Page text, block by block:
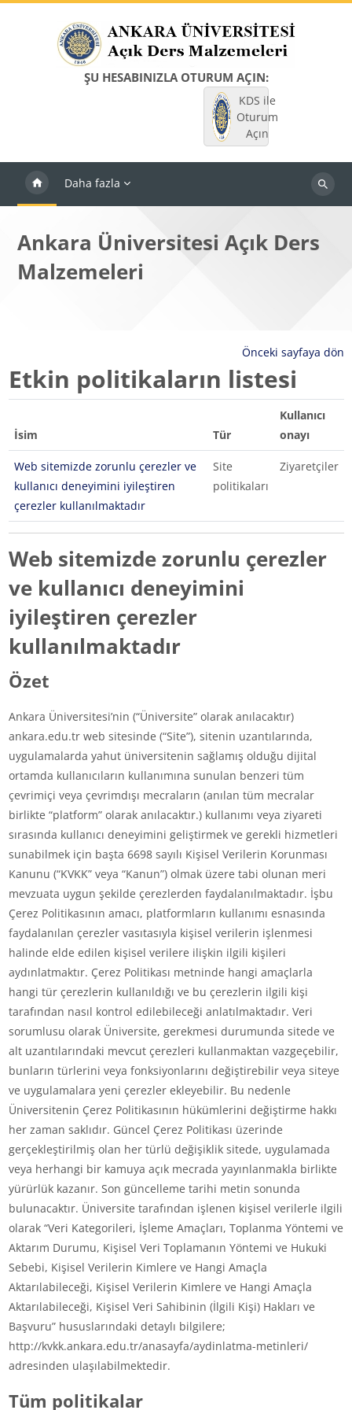
ŞU HESABINIZLA OTURUM AÇIN:
KDS ile
Oturum
Açın
Daha fazla
Dersleri
Ankara Üniversitesi Açık Ders
Malzemeleri
Önceki sayfaya dön
Etkin politikaların listesi
İsim Tür
Kullanıcı
onayı
Web sitemizde zorunlu çerezler ve
kullanıcı deneyimini iyileştiren
çerezler kullanılmaktadır
Site
politikaları
Ziyaretçiler
Web sitemizde zorunlu çerezler
ve kullanıcı deneyimini
iyileştiren çerezler
kullanılmaktadır
Özet
Ankara Üniversitesi’nin (“Üniversite” olarak anılacaktır)
ankara.edu.tr web sitesinde (“Site”), sitenin uzantılarında,
uygulamalarda yahut üniversitenin sağlamış olduğu dijital
ortamda kullanıcıların kullanımına sunulan benzeri tüm
çevrimiçi veya çevrimdışı mecraların (anılan tüm mecralar
birlikte “platform” olarak anılacaktır.) kullanımı veya ziyareti
sırasında kullanıcı deneyimini geliştirmek ve gerekli hizmetleri
sunabilmek için başta 6698 sayılı Kişisel Verilerin Korunması
Kanunu (“KVKK” veya “Kanun”) olmak üzere tabi olunan meri
mevzuata uygun şekilde çerezlerden faydalanılmaktadır. İşbu
Çerez Politikasının amacı, platformların kullanımı esnasında
faydalanılan çerezler vasıtasıyla kişisel verilerin işlenmesi
halinde elde edilen kişisel verilere ilişkin ilgili kişileri
aydınlatmaktır. Çerez Politikası metninde hangi amaçlarla
hangi tür çerezlerin kullanıldığı ve bu çerezlerin ilgili kişi
tarafından nasıl kontrol edilebileceği anlatılmaktadır. Veri
sorumlusu olarak Üniversite, gerekmesi durumunda sitede ve
alt uzantılarındaki mevcut çerezleri kullanmaktan vazgeçebilir,
bunların türlerini veya fonksiyonlarını değiştirebilir veya siteye
ve uygulamalara yeni çerezler ekleyebilir. Bu nedenle
Üniversitenin Çerez Politikasının hükümlerini değiştirme hakkı
her zaman saklıdır. Güncel Çerez Politikası üzerinde
gerçekleştirilmiş olan her türlü değişiklik sitede, uygulamada
veya herhangi bir kamuya açık mecrada yayınlanmakla birlikte
yürürlük kazanır. Son güncelleme tarihi metin sonunda
bulunacaktır. Üniversite tarafından işlenen kişisel verilerle ilgili
olarak “Veri Kategorileri, İşleme Amaçları, Toplanma Yöntemi ve
Aktarım Durumu, Kişisel Veri Toplamanın Yöntemi ve Hukuki
Sebebi, Kişisel Verilerin Kimlere ve Hangi Amaçla
Aktarılabileceği, Kişisel Verilerin Kimlere ve Hangi Amaçla
Aktarılabileceği, Kişisel Veri Sahibinin (İlgili Kişi) Hakları ve
Başvuru” hususlarındaki detaylı bilgilere;
http://kvkk.ankara.edu.tr/anasayfa/aydinlatma-metinleri/
adresinden ulaşılabilmektedir.
Tüm politikalar